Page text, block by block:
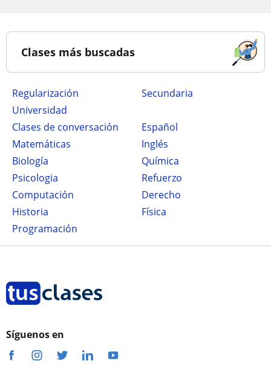
Clases más buscadas
Regularización
secundaria
Universidad
Clases de conversación
Español
Matemáticas
Inglés
Biología
Química
Psicologia
Refuerzo
Computación
Derecho
Historia
Física
Programación
Síguenos en